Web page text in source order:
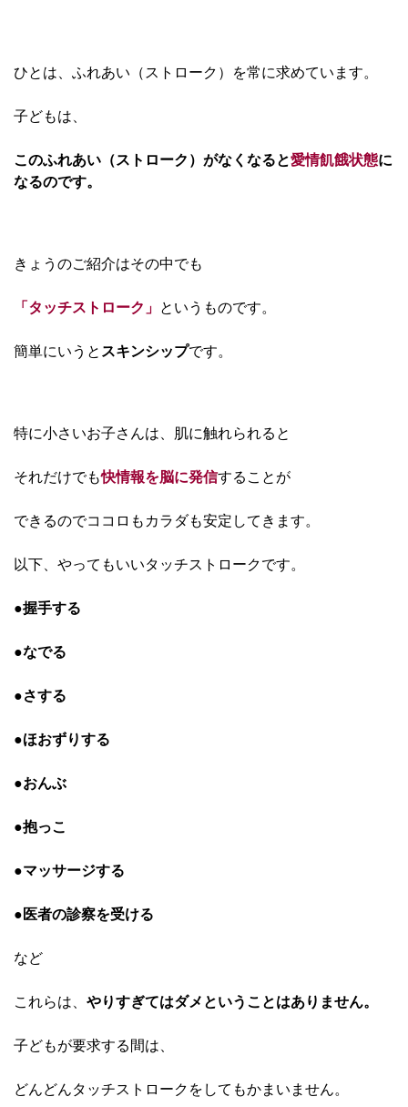
ひとは、ふれあい（ストローク）を常に求めています。
子どもは、
このふれあい（ストローク）がなくなると愛情飢餓状態に
なるのです。
きょうのご紹介はその中でも
「タッチストローク」 というものです。
簡単にいうと スキンシップです。
特に小さいお子さんは、肌に触れられると
それだけでも快情報を脳に発信することが
できるのでココロもカラダも安定してきます。
以下、やってもいいタッチストロークです。
●握手する
●なでる
●さする
●ほおずりする
●おんぶ
●抱っこ
●マッサージする
●医者の診察を受ける
など
これらは、 やりすぎてはダメということはありません。
子どもが要求する間は、
どんどんタッチストロークをしてもかまいません。